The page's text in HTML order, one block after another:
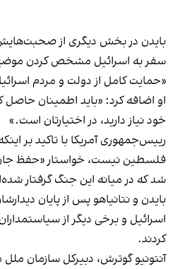
بایدن در بخش دیگری از
سفر به اسرائیل مشخص کردن
«حمایت کامل از دولت و مردم
او اضافه کرد: «باید اطمینان حاصل
خود نیاز دارید، در اختیارتان است.»
رییس‌جمهوری آمریکا با تاکید بر
فلسطین نیست، خواستار «حفظ
شد که در میانه این جنگ گرفتار
بایدن و نتانیاهو پس از پایان
اسرائیل و برخی دیگر از
کردند.